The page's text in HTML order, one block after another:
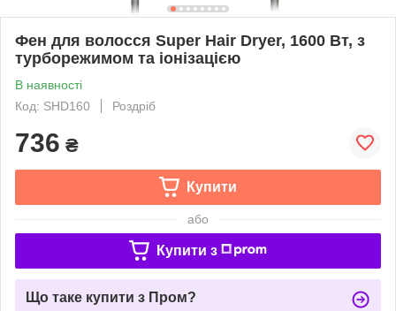
Фен для волосся Super Hair Dryer, 1600 Вт, з
турборежимом та іонізацією
В наявності
Код: SHD160
Роздріб
736 ₴
Купити
або
Купити з
Що таке купити з Пром?